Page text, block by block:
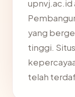
upnvj.ac.id
yang
tinggi.
telah